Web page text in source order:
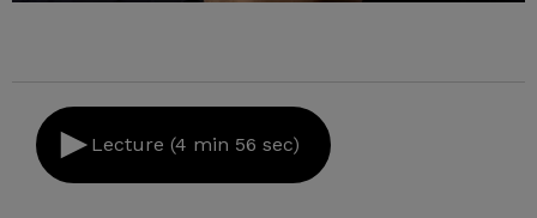
Lecture (4 min 56 sec)